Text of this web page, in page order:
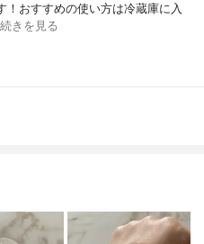
！おすすめの使い方は冷蔵庫に入
続きを見る